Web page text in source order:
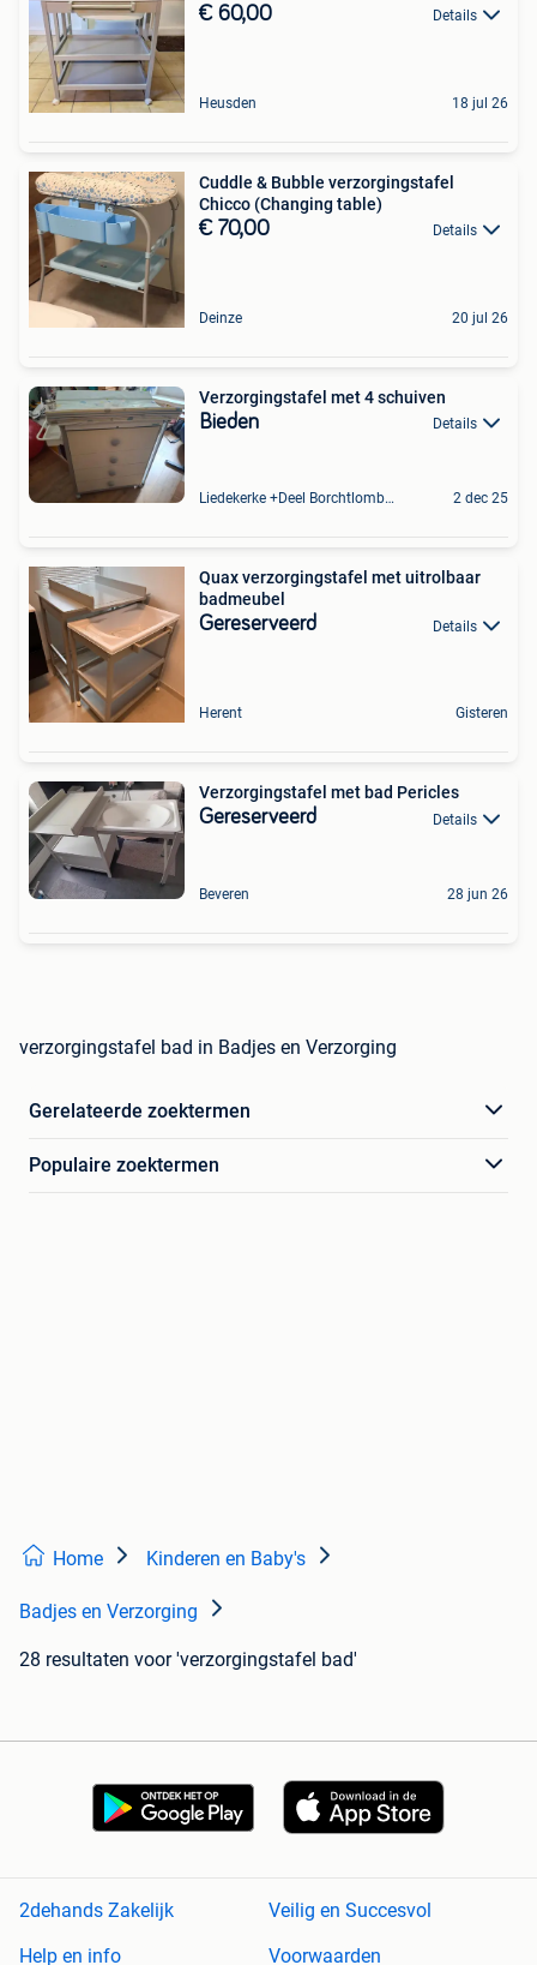
€ 60,00 Details
Heusden 18 jul 26
Cuddle & Bubble verzorgingstafel
Chicco (Changing table)
€ 70,00 Details
Deinze 20 jul 26
Verzorgingstafel met 4 schuiven
Bieden Details
Liedekerke +Deel Borchtlombeek 2 dec 25
Quax verzorgingstafel met uitrolbaar
badmeubel
Gereserveerd Details
Herent Gisteren
Verzorgingstafel met bad Pericles
Gereserveerd Details
Beveren 28 jun 26
verzorgingstafel bad in Badjes en Verzorging
Gerelateerde zoektermen
Populaire zoektermen
Home Kinderen en Baby's
Badjes en Verzorging
28 resultaten voor 'verzorgingstafel bad'
2dehands Zakelijk
Veilig en Succesvol
Help en info
Voorwaarden